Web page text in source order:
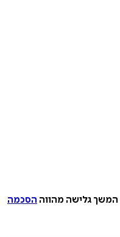
המשך גלישה מהווה הסכמה